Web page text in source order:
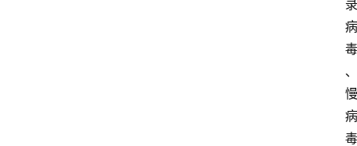
录
病
毒
、
慢
病
毒